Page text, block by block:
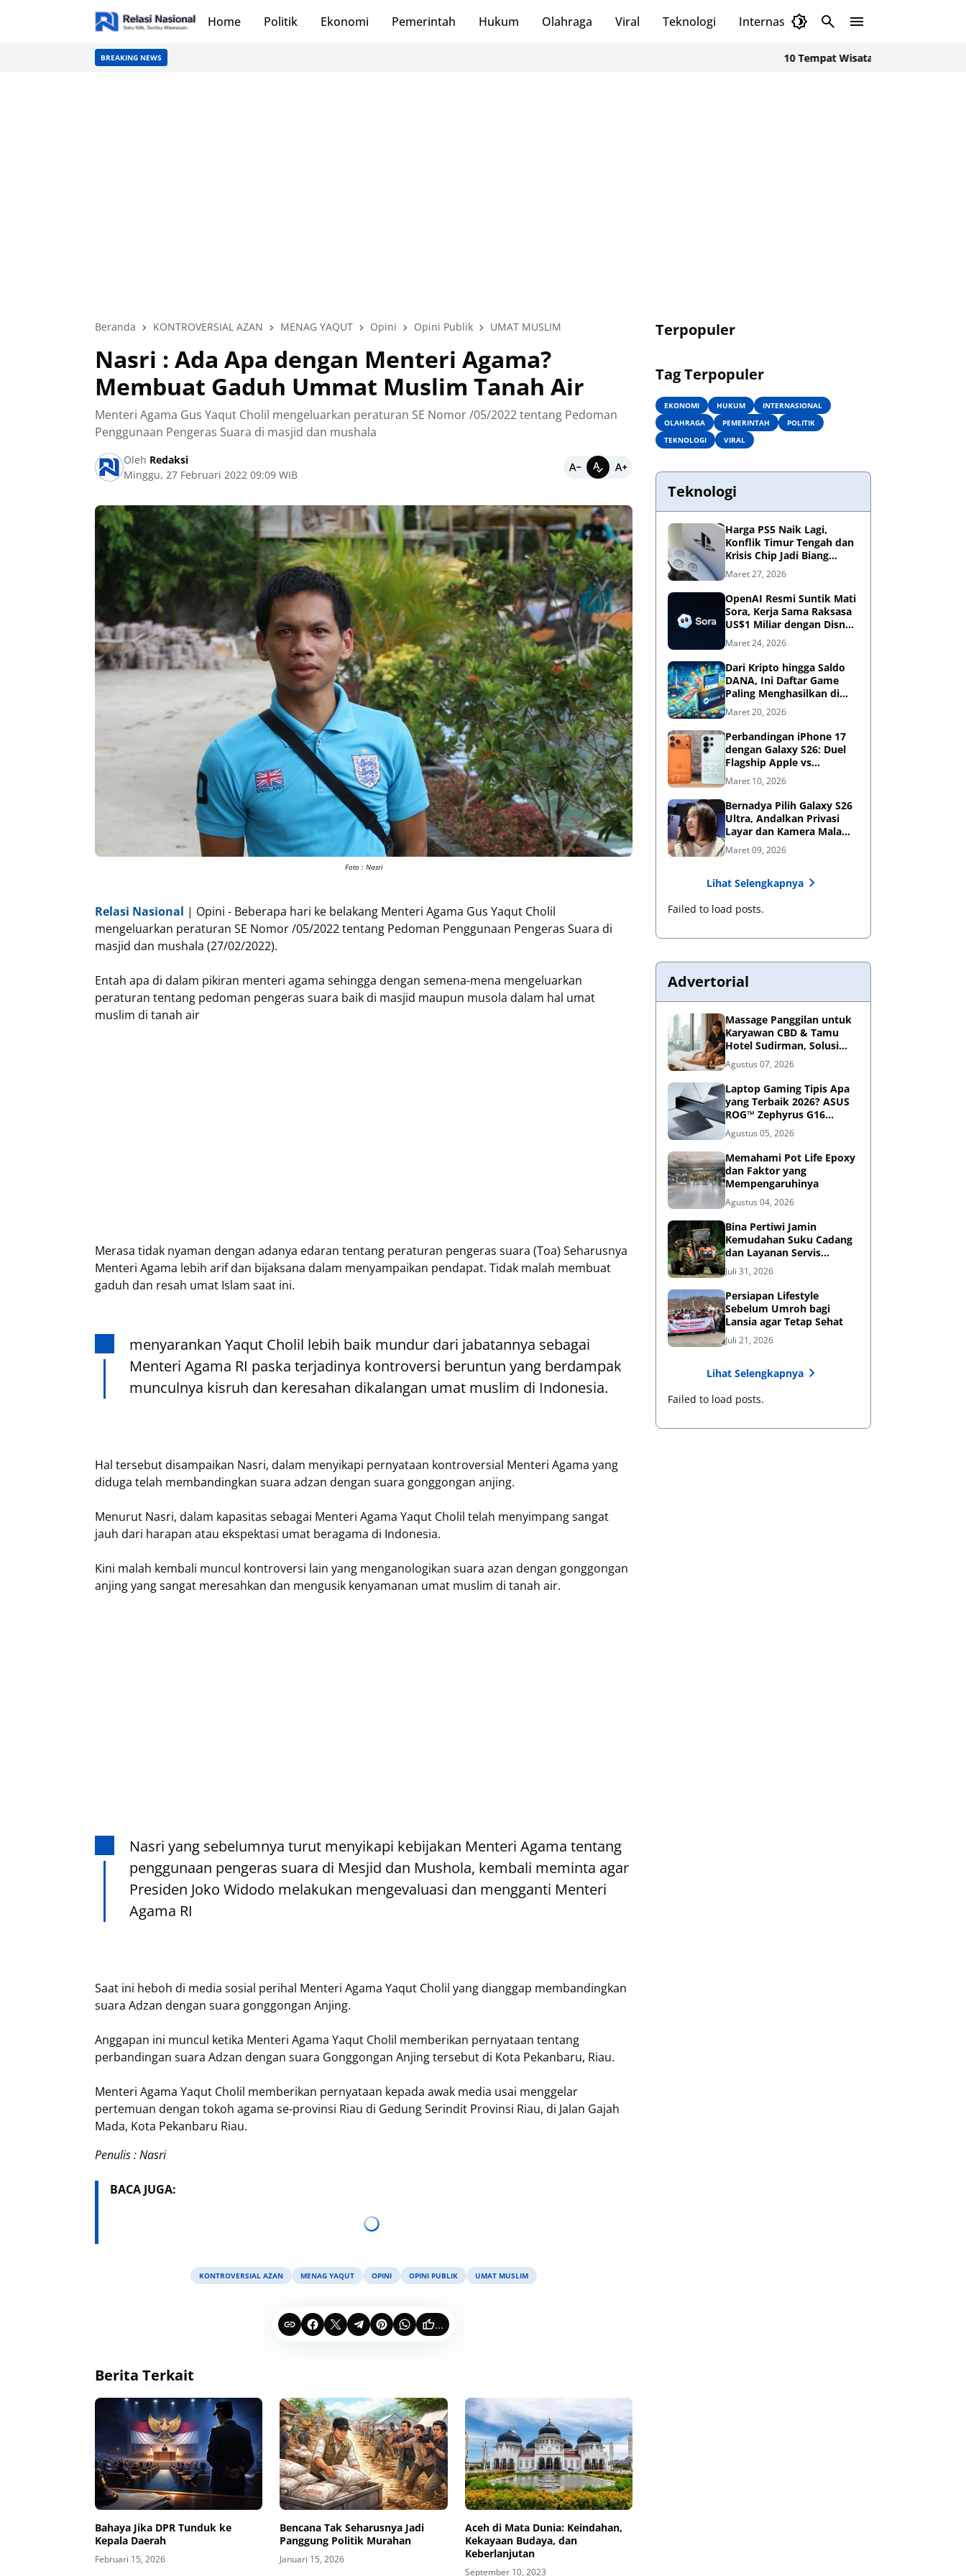
Home Politik Ekonomi Pemerintah Hukum Olahraga Viral Teknologi Internasional
BREAKING NEWS 10 Tempat Wisata di Kediri yang Bikin
Beranda KONTROVERSIAL AZAN MENAG YAQUT Opini Opini Publik UMAT MUSLIM
Nasri : Ada Apa dengan Menteri Agama?
Membuat Gaduh Ummat Muslim Tanah Air
Menteri Agama Gus Yaqut Cholil mengeluarkan peraturan SE Nomor /05/2022 tentang Pedoman
Penggunaan Pengeras Suara di masjid dan mushala
Oleh Redaksi
Minggu, 27 Februari 2022 09:09 WIB
Foto : Nasri
Relasi Nasional | Opini - Beberapa hari ke belakang Menteri Agama Gus Yaqut Cholil
mengeluarkan peraturan SE Nomor /05/2022 tentang Pedoman Penggunaan Pengeras Suara di
masjid dan mushala (27/02/2022).
Entah apa di dalam pikiran menteri agama sehingga dengan semena-mena mengeluarkan
peraturan tentang pedoman pengeras suara baik di masjid maupun musola dalam hal umat
muslim di tanah air
Merasa tidak nyaman dengan adanya edaran tentang peraturan pengeras suara (Toa) Seharusnya
Menteri Agama lebih arif dan bijaksana dalam menyampaikan pendapat. Tidak malah membuat
gaduh dan resah umat Islam saat ini.
menyarankan Yaqut Cholil lebih baik mundur dari jabatannya sebagai
Menteri Agama RI paska terjadinya kontroversi beruntun yang berdampak
munculnya kisruh dan keresahan dikalangan umat muslim di Indonesia.
Hal tersebut disampaikan Nasri, dalam menyikapi pernyataan kontroversial Menteri Agama yang
diduga telah membandingkan suara adzan dengan suara gonggongan anjing.
Menurut Nasri, dalam kapasitas sebagai Menteri Agama Yaqut Cholil telah menyimpang sangat
jauh dari harapan atau ekspektasi umat beragama di Indonesia.
Kini malah kembali muncul kontroversi lain yang menganologikan suara azan dengan gonggongan
anjing yang sangat meresahkan dan mengusik kenyamanan umat muslim di tanah air.
Nasri yang sebelumnya turut menyikapi kebijakan Menteri Agama tentang
penggunaan pengeras suara di Mesjid dan Mushola, kembali meminta agar
Presiden Joko Widodo melakukan mengevaluasi dan mengganti Menteri
Agama RI
Saat ini heboh di media sosial perihal Menteri Agama Yaqut Cholil yang dianggap membandingkan
suara Adzan dengan suara gonggongan Anjing.
Anggapan ini muncul ketika Menteri Agama Yaqut Cholil memberikan pernyataan tentang
perbandingan suara Adzan dengan suara Gonggongan Anjing tersebut di Kota Pekanbaru, Riau.
Menteri Agama Yaqut Cholil memberikan pernyataan kepada awak media usai menggelar
pertemuan dengan tokoh agama se-provinsi Riau di Gedung Serindit Provinsi Riau, di Jalan Gajah
Mada, Kota Pekanbaru Riau.
Penulis : Nasri
BACA JUGA:
KONTROVERSIAL AZAN MENAG YAQUT OPINI OPINI PUBLIK UMAT MUSLIM
...
Berita Terkait
Bahaya Jika DPR Tunduk ke
Kepala Daerah
Februari 15, 2026
Bencana Tak Seharusnya Jadi
Panggung Politik Murahan
Januari 15, 2026
Aceh di Mata Dunia: Keindahan,
Kekayaan Budaya, dan
Keberlanjutan
September 10, 2023
Terpopuler
Tag Terpopuler
EKONOMI HUKUM
INTERNASIONAL
OLAHRAGA
PEMERINTAH
POLITIK
TEKNOLOGI
VIRAL
Teknologi
Harga PS5 Naik Lagi,
Konflik Timur Tengah dan
Krisis Chip Jadi Biang
Kerok?
Maret 27, 2026
OpenAI Resmi Suntik Mati
Sora, Kerja Sama Raksasa
US$1 Miliar dengan Disney
Kandas
Maret 24, 2026
Dari Kripto hingga Saldo
DANA, Ini Daftar Game
Paling Menghasilkan di
2026
Maret 20, 2026
Perbandingan iPhone 17
dengan Galaxy S26: Duel
Flagship Apple vs
Samsung di Era AI
Maret 10, 2026
Bernadya Pilih Galaxy S26
Ultra, Andalkan Privasi
Layar dan Kamera Malam
untuk Berkarya
Maret 09, 2026
Lihat Selengkapnya
Failed to load posts.
Advertorial
Massage Panggilan untuk
Karyawan CBD & Tamu
Hotel Sudirman, Solusi
Relaksasi Praktis di
Tengah Kesibukan
Agustus 07, 2026
Laptop Gaming Tipis Apa
yang Terbaik 2026? ASUS
ROG™ Zephyrus G16
Portabel Jawabannya
Agustus 05, 2026
Memahami Pot Life Epoxy
dan Faktor yang
Mempengaruhinya
Agustus 04, 2026
Bina Pertiwi Jamin
Kemudahan Suku Cadang
dan Layanan Servis
Berkala Traktor Kubota
Juli 31, 2026
Persiapan Lifestyle
Sebelum Umroh bagi
Lansia agar Tetap Sehat
Juli 21, 2026
Lihat Selengkapnya
Failed to load posts.